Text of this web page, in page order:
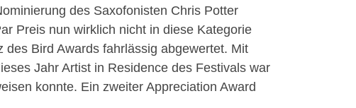
des Saxofonisten Chris Potter
Preis nun wirklich nicht in diese Kategorie
Bird Awards fahrlässig abgewertet. Mit
Jahr Artist in Residence des Festivals war
konnte. Ein zweiter Appreciation Award